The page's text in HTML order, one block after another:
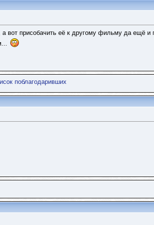
вот присобачить её к другому фильму да ещё и
поблагодаривших